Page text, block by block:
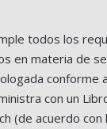
todos los
en materia de
conforme
con un
(de acuerdo con